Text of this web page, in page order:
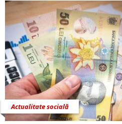
Actualitate socială